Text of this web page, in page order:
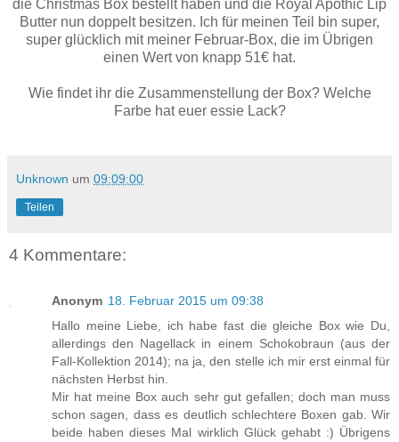
die Christmas Box bestellt haben und die Royal Apothic Lip
Butter nun doppelt besitzen. Ich für meinen Teil bin super,
super glücklich mit meiner Februar-Box, die im Übrigen
einen Wert von knapp 51€ hat.
Wie findet ihr die Zusammenstellung der Box? Welche
Farbe hat euer essie Lack?
Unknown um 09:09:00
Teilen
4 Kommentare:
Anonym 18. Februar 2015 um 09:38
Hallo meine Liebe, ich habe fast die gleiche Box wie Du,
allerdings den Nagellack in einem Schokobraun (aus der
Fall-Kollektion 2014); na ja, den stelle ich mir erst einmal für
nächsten Herbst hin.
Mir hat meine Box auch sehr gut gefallen; doch man muss
schon sagen, dass es deutlich schlechtere Boxen gab. Wir
beide haben dieses Mal wirklich Glück gehabt :) Übrigens